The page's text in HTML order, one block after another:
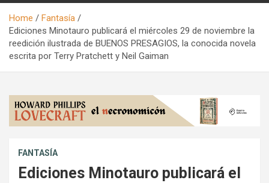
Home
Fantasía
Ediciones Minotauro publicará el miércoles 29 de noviembre la
reedición ilustrada de BUENOS PRESAGIOS, la conocida novela
escrita por Terry Pratchett y Neil Gaiman
FANTASÍA
Ediciones Minotauro publicará el